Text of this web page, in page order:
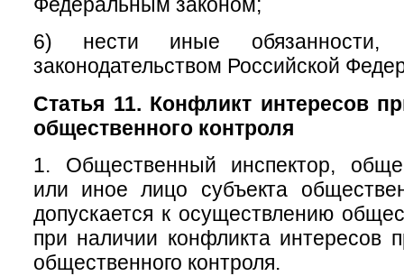
6) нести иные обязанности,
законодательством Российской
Статья 11. Конфликт интересов
общественного контроля
1. Общественный инспектор,
или иное лицо субъекта
допускается к осуществлению
при наличии конфликта интересов
общественного контроля.